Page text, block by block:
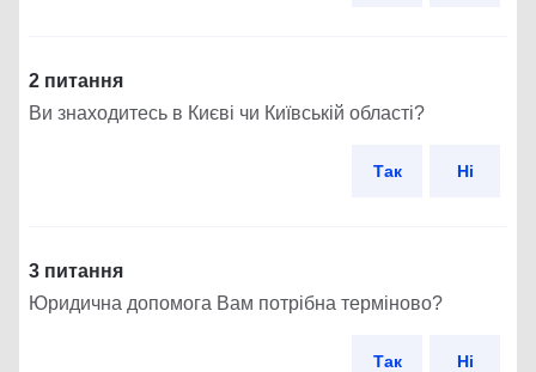
2 питання
Ви знаходитесь в Києві чи Київській області?
Так Ні
3 питання
Юридична допомога Вам потрібна терміново?
Так Ні